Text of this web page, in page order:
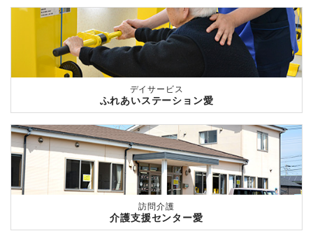
デイサービス
ふれあいステーション愛
訪問介護
介護支援センター愛